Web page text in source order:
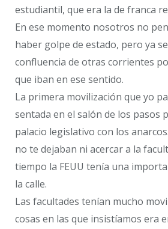
estudiantil, que era la de franca
En ese momento nosotros no
haber golpe de estado, pero ya
confluencia de otras corrientes
que iban en ese sentido.
La primera movilización que yo
sentada en el salón de los pasos
palacio legislativo con los
no te dejaban ni acercar a la
tiempo la FEUU tenía una
la calle.
Las facultades tenían mucho
cosas en las que insistíamos era